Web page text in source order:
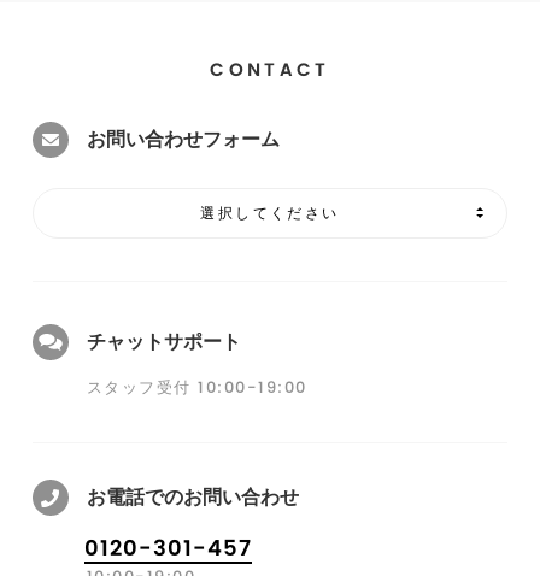
CONTACT
お問い合わせフォーム
選択してください
チャットサポート
スタッフ受付 10:00-19:00
お電話でのお問い合わせ
0120-301-457